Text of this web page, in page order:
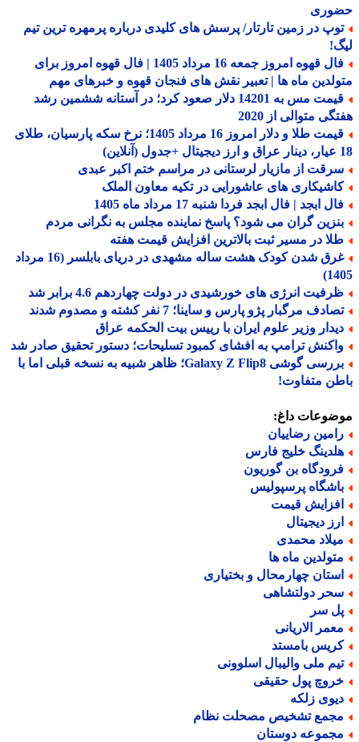
در زمین تارتار/ پرسش های کلیدی درباره پرمهره ترین تیم
فال قهوه امروز جمعه 16 مرداد 1405 | فال قهوه امروز برای
ماه ها | تعبیر نقش های فنجان قهوه و خبرهای مهم
قیمت مس به 14201 دلار صعود کرد؛ در آستانه ششمین رشد
متوالی از 2020
قیمت طلا و دلار امروز 16 مرداد 1405؛ نرخ سکه پارسیان، طلای
از مازیار لرستانی در مراسم ختم اکبر عبدی
های عاشورایی در تکیه معاون الملک
ابجد | فال ابجد فردا شنبه 17 مرداد ماه 1405
گران می شود؟ پاسخ نماینده مجلس به نگرانی مردم
در مسیر ثبت بالاترین افزایش قیمت هفته
غرق شدن کودک هشت ساله مشهدی در دریای بابلسر (16 مرداد
انرژی های خورشیدی در دولت چهاردهم 4.6 برابر شد
مرگبار پژو پارس و ساینا؛ 7 نفر کشته و مصدوم شدند
وزیر علوم ایران با رییس بیت الحکمه عراق
ترامپ به افشای کمبود تسلیحات؛ دستور تحقیق صادر شد
بررسی گوشی Galaxy Z Flip8؛ ظاهر شبیه به نسخه قبلی اما با
متفاوت!
داغ:
رضاییان
خلیج فارس
بن گوریون
پرسپولیس
قیمت
دیجیتال
محمدی
ماه ها
چهارمحال و بختیاری
دولتشاهی
سر
الاریانی
بامستد
ملی والیبال اسلوونی
پول حقیقی
زلکه
تشخیص مصحلت نظام
دوستان